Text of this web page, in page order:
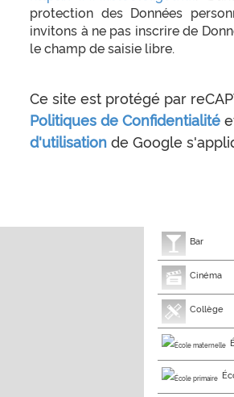
protection des Données
invitons à ne pas inscrire de
le champ de saisie libre.
Ce site est protégé par
Politiques de Confidentialité
d'utilisation de Google
Bar
Cinéma
Collège